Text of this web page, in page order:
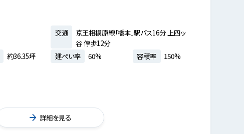
交通
京王相模原線「橋本」駅バス16分 上四ッ
谷 停歩12分
約36.35坪 建ぺい率 60% 容積率 150%
詳細を見る